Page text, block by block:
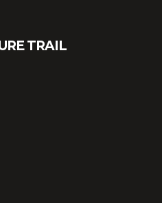
TRAIL